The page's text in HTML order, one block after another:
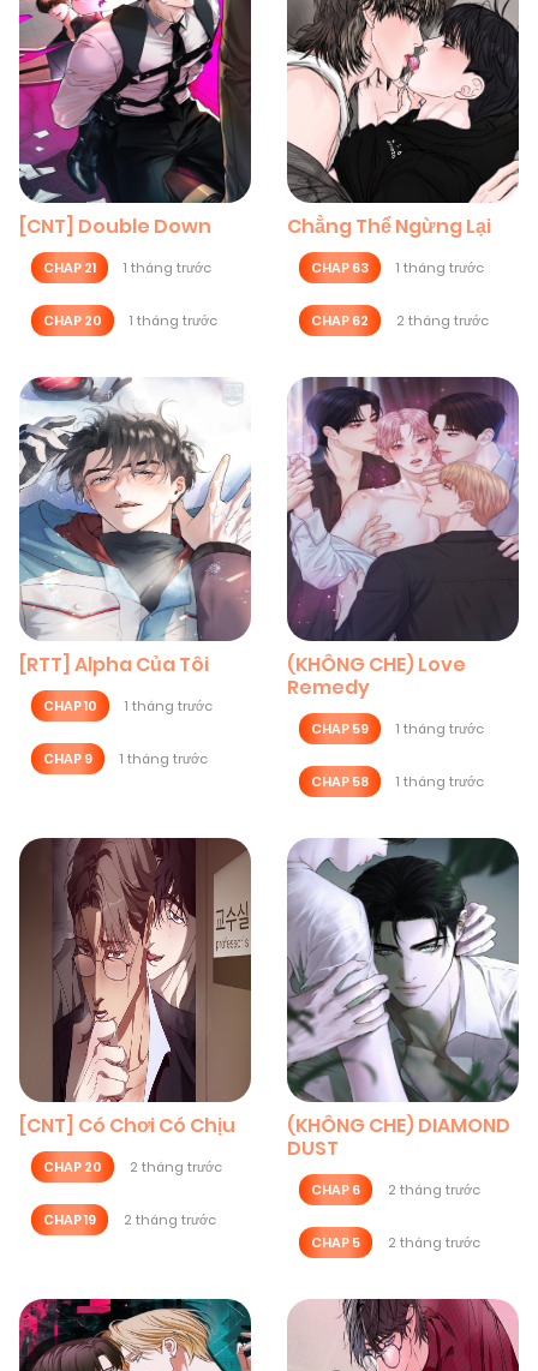
[CNT] Double Down
CHAP 21 1 tháng trước
CHAP 20 1 tháng trước
Chẳng Thể Ngừng Lại
CHAP 63 1 tháng trước
CHAP 62 2 tháng trước
[RTT] Alpha Của Tôi
CHAP 10 1 tháng trước
CHAP 9 1 tháng trước
(KHÔNG CHE) Love
Remedy
CHAP 59 1 tháng trước
CHAP 58 1 tháng trước
[CNT] Có Chơi Có Chịu
CHAP 20 2 tháng trước
CHAP 19 2 tháng trước
(KHÔNG CHE) DIAMOND
DUST
CHAP 6 2 tháng trước
CHAP 5 2 tháng trước